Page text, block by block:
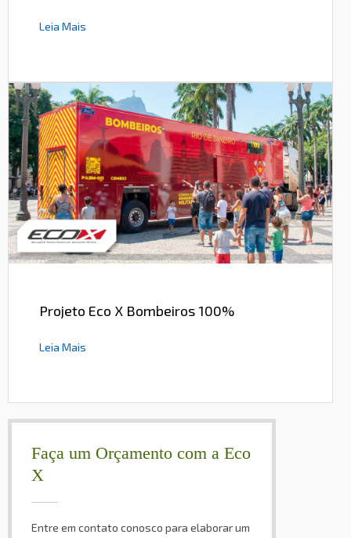
Leia Mais
Projeto Eco X Bombeiros 100%
Leia Mais
Faça um Orçamento com a Eco
X
Entre em contato conosco para elaborar um